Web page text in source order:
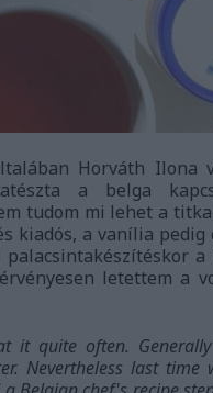
Horváth Ilona
a belga
tudom mi lehet a
kiadós, a vanília pedig
a
letettem a
it quite often.
Nevertheless last time